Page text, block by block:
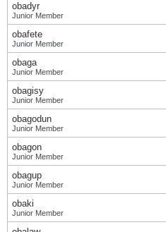
obadyr
Junior Member
obafete
Junior Member
obaga
Junior Member
obagisy
Junior Member
obagodun
Junior Member
obagon
Junior Member
obagup
Junior Member
obaki
Junior Member